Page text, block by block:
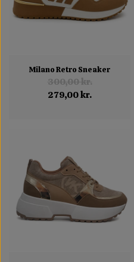
Milano Retro Sneaker
300,00 kr.
279,00 kr.